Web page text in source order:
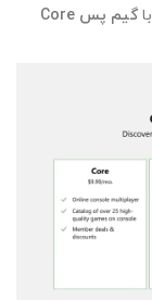
گیم پس Core